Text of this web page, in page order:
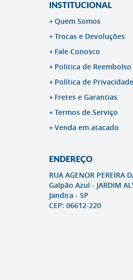
INSTITUCIONAL
Quem Somos
Trocas e Devoluções
Fale Conosco
Politica de Reembolso
Política de Privacidade
Fretes e Garantias
Termos de Serviço
Venda em atacado
ENDEREÇO
RUA AGENOR PEREIRA
Galpão Azul - JARDIM
Jandira - SP
CEP: 06612-220